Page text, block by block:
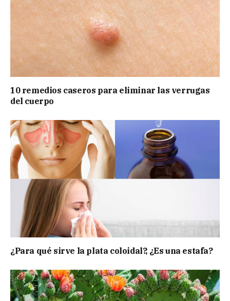
10 remedios caseros para eliminar las verrugas
del cuerpo
¿Para qué sirve la plata coloidal?, ¿Es una estafa?